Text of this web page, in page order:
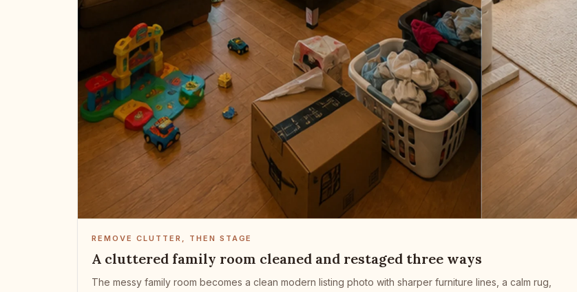
REMOVE CLUTTER, THEN STAGE
A cluttered family room cleaned and restaged three ways
The messy family room becomes a clean modern listing photo with sharper furniture lines, a calm rug,